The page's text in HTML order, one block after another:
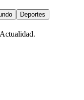
Deportes
Actualidad.